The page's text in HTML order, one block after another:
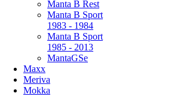
Manta B Rest
Manta B Sport
1983 - 1984
Manta B Sport
1985 - 2013
MantaGSe
Maxx
Meriva
Mokka